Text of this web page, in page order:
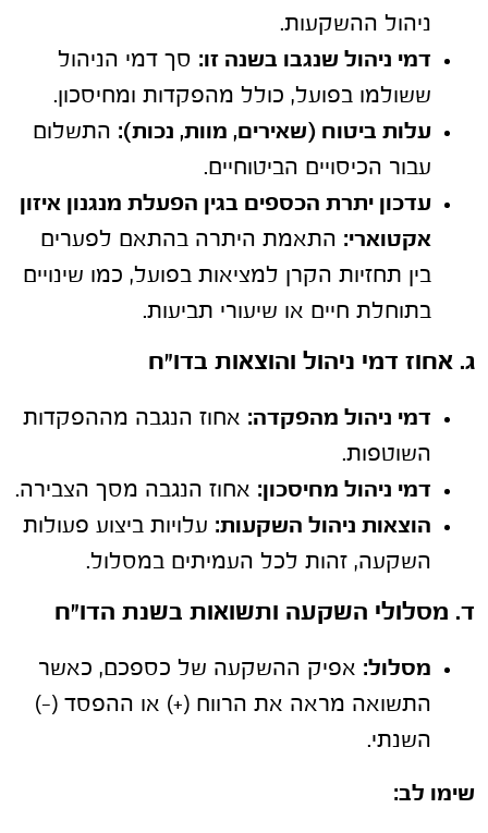
ניהול ההשקעות.
דמי ניהול שנגבו בשנה זו: סך דמי הניהול
ששולמו בפועל, כולל מהפקדות ומחיסכון.
עלות ביטוח (שאירים, מוות, נכות): התשלום
עבור הכיסויים הביטוחיים.
עדכון יתרת הכספים בגין הפעלת מנגנון איזון
אקטוארי: התאמת היתרה בהתאם לפערים
בין תחזיות הקרן למציאות בפועל, כמו שינויים
בתוחלת חיים או שיעורי תביעות.
ג. אחוז דמי ניהול והוצאות בדו"ח
דמי ניהול מהפקדה: אחוז הנגבה מההפקדות
השוטפות.
דמי ניהול מחיסכון: אחוז הנגבה מסך הצבירה.
הוצאות ניהול השקעות: עלויות ביצוע פעולות
השקעה, זהות לכל העמיתים במסלול.
ד. מסלולי השקעה ותשואות בשנת הדו"ח
מסלול: אפיק ההשקעה של כספכם, כאשר
התשואה מראה את הרווח (+) או ההפסד (-)
השנתי.
שימו לב: